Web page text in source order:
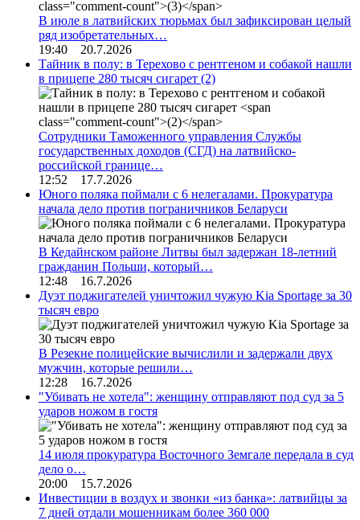
В июле в латвийских тюрьмах был зафиксирован целый
ряд изобретательных…
19:40 20.7.2026
Тайник в полу: в Терехово с рентгеном и собакой нашли
в прицепе 280 тысяч сигарет (2)
Сотрудники Таможенного управления Службы
государственных доходов (СГД) на латвийско-
российской границе…
12:52 17.7.2026
Юного поляка поймали с 6 нелегалами. Прокуратура
начала дело против пограничников Беларуси
В Кедайнском районе Литвы был задержан 18-летний
гражданин Польши, который…
12:48 16.7.2026
Дуэт поджигателей уничтожил чужую Kia Sportage за 30
тысяч евро
В Резекне полицейские вычислили и задержали двух
мужчин, которые решили…
12:28 16.7.2026
"Убивать не хотела": женщину отправляют под суд за 5
ударов ножом в гостя
14 июля прокуратура Восточного Земгале передала в суд
дело о…
20:00 15.7.2026
Инвестиции в воздух и звонки «из банка»: латвийцы за
7 дней отдали мошенникам более 360 000